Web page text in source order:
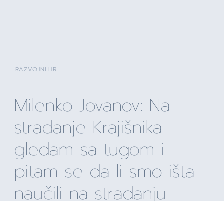
RAZVOJNI.HR
Milenko Jovanov: Na
stradanje Krajišnika
gledam sa tugom i
pitam se da li smo išta
naučili na stradanju